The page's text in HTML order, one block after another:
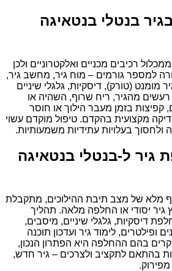
בנטלי בנטאיגה
רכיבים מכניים ואלקטרוניים ולכן
למספר גורמים – מוח גיר, מחשב גיר,
מומנט (טורק), דיסקיות, גלגלי שיניים
מהגיר, ריח שרוף, השהיה או
קפיצות בזמן מעבר הילוך או חוסר
מקצועית בהקדם. טיפול מוקדם עשוי
בעלויות עתידיות משמעותיות.
גיר ל-בנטלי בנטאיגה
מלא של מצב תיבת ההילוכים, מתקבלת
יסודי או החלפה מלאה. תהליך
דיסקיות, גלגלי שיניים, מיסבים,
ופילטרים, לימוד גיר ועדכון תוכנה
בהם ההחלפה היא הפתרון הנכון,
בהתאם לתקציב ולצרכים – גיר חדש,